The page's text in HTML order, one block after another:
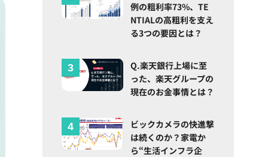
例の粗利率73%、TE
NTIALの高粗利を支え
る3つの要因とは？
Q.楽天銀行上場に至
った、楽天グループの
現在のお金事情とは？
ビックカメラの快進撃
は続くのか？家電か
ら“生活インフラ企